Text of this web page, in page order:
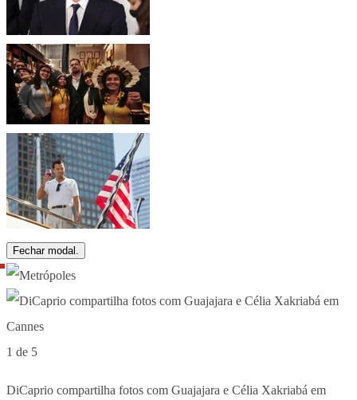
Fechar modal.
1 de 5
DiCaprio compartilha fotos com Guajajara e Célia Xakriabá em